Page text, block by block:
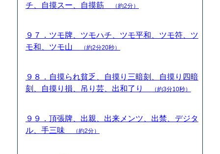
チ、自摸スー、自摸筋
（約2分）
９７．ツモ牌、ツモハチ、ツモ平和、ツモ符、ツ
モ和、ツモ山
（約2分20秒）
９８．自摸られ貧乏、自摸り三暗刻、自摸り四暗
刻、自摸り損、吊り芸、出和了り
（約3分10秒）
９９．頂張牌、出親、出来メンツ、出禁、デジタ
ル、手三味
（約2分）